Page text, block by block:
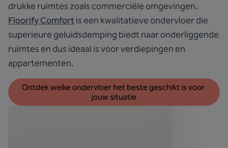
drukke ruimtes zoals commerciële omgevingen.
Floorify Comfortis een kwalitatieve ondervloer die
superieure geluidsdemping biedt naar onderliggende
ruimtes en dus ideaal is voor verdiepingen en
appartementen.
Ontdek welke ondervloer het beste geschikt is voor
jouw situatie